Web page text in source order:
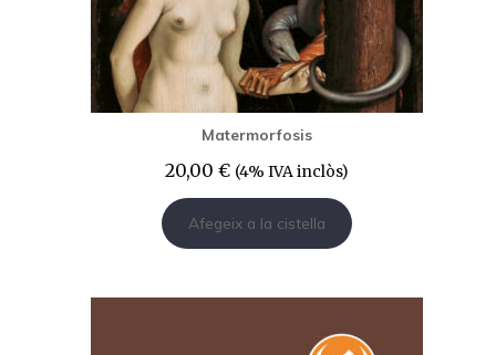
Matermorfosis
20,00 € (4% IVA inclòs)
Afegeix a la cistella